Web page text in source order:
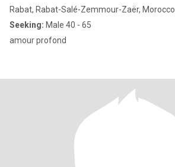
Rabat, Rabat-Salé-Zemmour-Zaër, Morocco
Seeking: Male 40 - 65
amour profond